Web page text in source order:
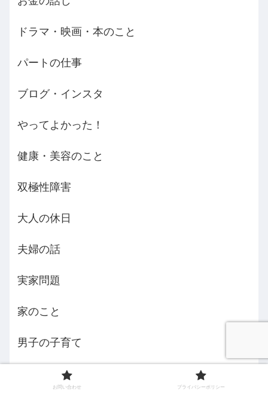
ドラマ・映画・本のこと
パートの仕事
ブログ・インスタ
やってよかった！
健康・美容のこと
双極性障害
大人の休日
夫婦の話
実家問題
家のこと
男子の子育て
お問い合わせ プライバシーポリシー